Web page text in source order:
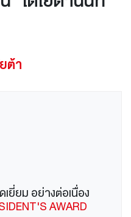
ต้า
ยี่ยม อย่างต่อเนื่อง
AWARD